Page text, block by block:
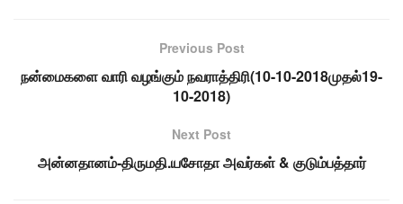
Previous Post
நன்மைகளை வாரி வழங்கும் நவராத்திரி(10-10-2018முதல்19-
10-2018)
Next Post
அன்னதானம்-திருமதி.யசோதா அவர்கள் & குடும்பத்தார்